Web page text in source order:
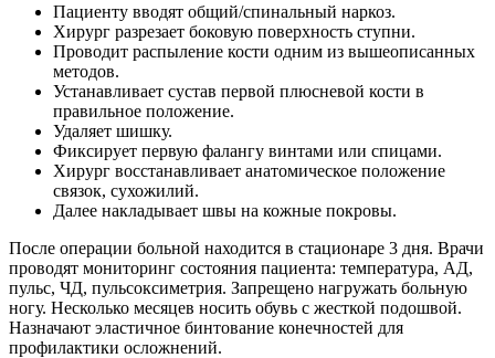
Пациенту вводят общий/спинальный наркоз.
Хирург разрезает боковую поверхность ступни.
Проводит распыление кости одним из вышеописанных
методов.
Устанавливает сустав первой плюсневой кости в
правильное положение.
Удаляет шишку.
Фиксирует первую фалангу винтами или спицами.
Хирург восстанавливает анатомическое положение
связок, сухожилий.
Далее накладывает швы на кожные покровы.
После операции больной находится в стационаре 3 дня. Врачи
проводят мониторинг состояния пациента: температура, АД,
пульс, ЧД, пульсоксиметрия. Запрещено нагружать больную
ногу. Несколько месяцев носить обувь с жесткой подошвой.
Назначают эластичное бинтование конечностей для
профилактики осложнений.